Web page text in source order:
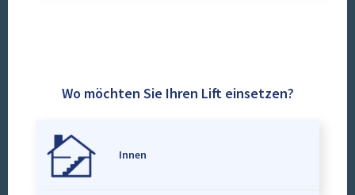
Wo möchten Sie Ihren Lift einsetzen?
Innen